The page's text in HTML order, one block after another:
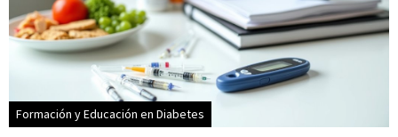
Formación y Educación en Diabetes